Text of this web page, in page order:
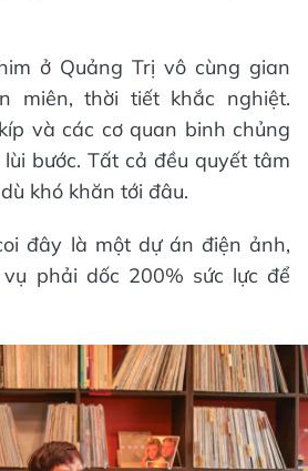
ở Quảng Trị vô cùng gian
miên, thời tiết khắc nghiệt.
và các cơ quan binh chủng
bước. Tất cả đều quyết tâm
khó khăn tới đâu.
đây là một dự án điện ảnh,
phải dốc 200% sức lực để